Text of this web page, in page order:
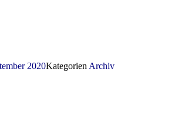
2020Kategorien Archiv